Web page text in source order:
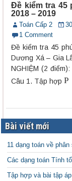
Đề kiểm tra 45
2018 – 2019
Toán Cấp 2
1 Comment
Đề kiểm tra 45
Dương Xá – Gia
NGHIỆM (2
Câu 1. Tập hợp P
Bài viết mới
11 dạng toán về
Các dạng toán Tính
Tập hợp và bài tập